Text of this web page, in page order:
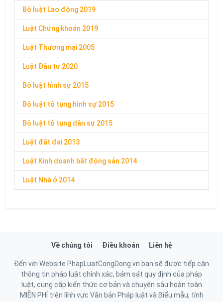
Bộ luật Lao động 2019
Luật Chứng khoán 2019
Luật Thương mại 2005
Luật Đầu tư 2020
Bộ luật hình sự 2015
Bộ luật tố tụng hình sự 2015
Bộ luật tố tụng dân sự 2015
Luật đất đai 2013
Luật Kinh doanh bất động sản 2014
Luật Nhà ở 2014
Về chúng tôi Điều khoản Liên hệ
Đến với Website PhapLuatCongDong.vn bạn sẽ được tiếp cận
thông tin pháp luật chính xác, bám sát quy định của pháp
luật, cung cấp kiến thức cơ bản và chuyên sâu hoàn toàn
MIỄN PHÍ trên lĩnh vực Văn bản Pháp luật và Biểu mẫu, tính